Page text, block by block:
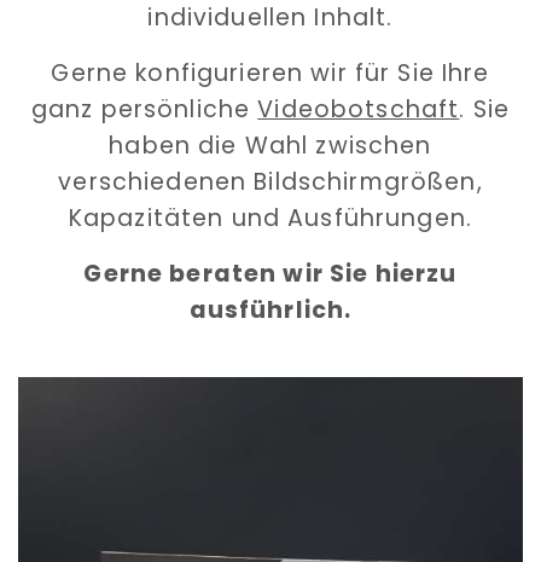
individuellen Inhalt.
Gerne konfigurieren wir für Sie Ihre
ganz persönlicheVideobotschaft. Sie
haben die Wahl zwischen
verschiedenen Bildschirmgrößen,
Kapazitäten und Ausführungen.
Gerne beraten wir Sie hierzu
ausführlich.